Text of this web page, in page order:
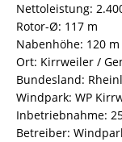
Nettoleistung:
Rotor-Ø: 117 m
Nabenhöhe: 120 m
Ort: Kirrweiler /
Bundesland:
Windpark: WP
Inbetriebnahme:
Betreiber: